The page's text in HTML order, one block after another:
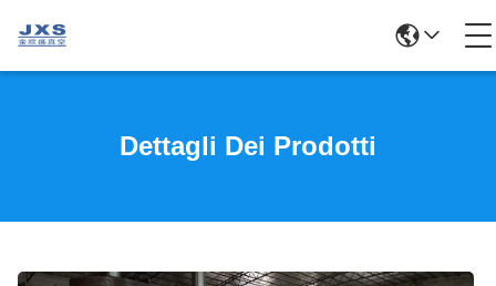
Dettagli Dei Prodotti